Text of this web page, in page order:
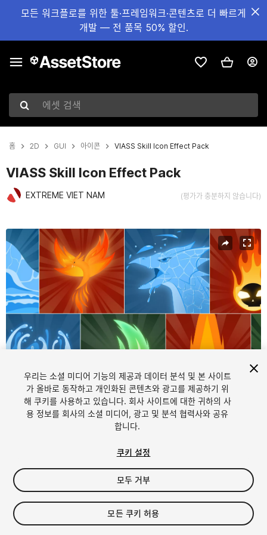
모든 워크플로를 위한 툴·프레임워크·콘텐츠로 더 빠르게
개발 — 전 품목 50% 할인.
에셋 검색
홈 2D GUI 아이콘 VIASS Skill Icon Effect Pack
VIASS Skill Icon Effect Pack
EXTREME VIET NAM (평가가 충분하지 않습니다)
현재 슬라이드: 1 / 4
1/4
$4.99
세금/부가세는 결제 시 반영됩니다.
우리는 소셜 미디어 기능의 제공과 데이터 분석 및 본 사이트
가 올바로 동작하고 개인화된 콘텐츠와 광고를 제공하기 위
해 쿠키를 사용하고 있습니다. 회사 사이트에 대한 귀하의 사
용 정보를 회사의 소셜 미디어, 광고 및 분석 협력사와 공유
합니다.
쿠키 설정
모두 거부
모든 쿠키 허용